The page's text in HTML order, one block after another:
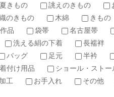
夏きもの
誂えのきもの
のきもの
木綿
きも
品
袋帯 名古屋帯
洗える絹の下着
長襦袢
バッグ
足元 半衿
着付け用品
ショール・ストー
工
お手入れ その他